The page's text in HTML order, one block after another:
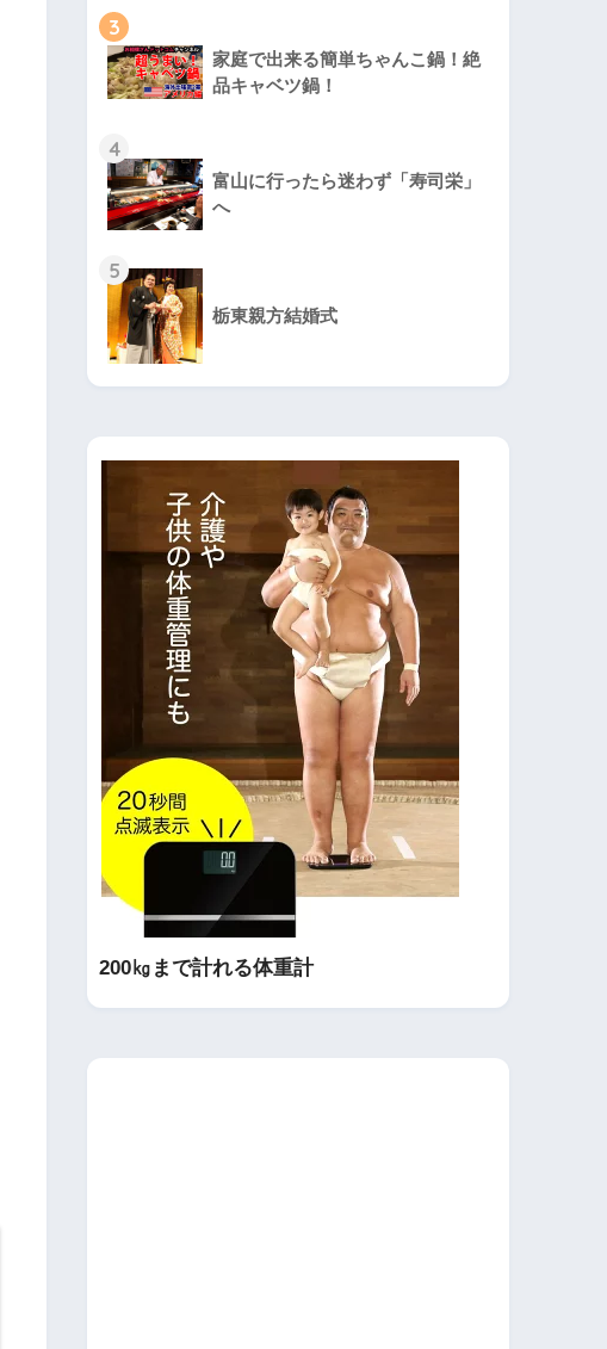
3
家庭で出来る簡単ちゃんこ鍋！絶
品キャベツ鍋！
4
富山に行ったら迷わず「寿司栄」
へ
5
栃東親方結婚式
200㎏まで計れる体重計